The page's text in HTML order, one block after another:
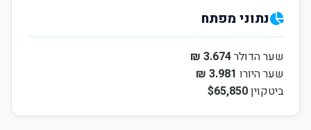
נתוני מפתח
שער הדולר3.674 ₪
שער היורו 3.981 ₪
ביטקוין$65,850